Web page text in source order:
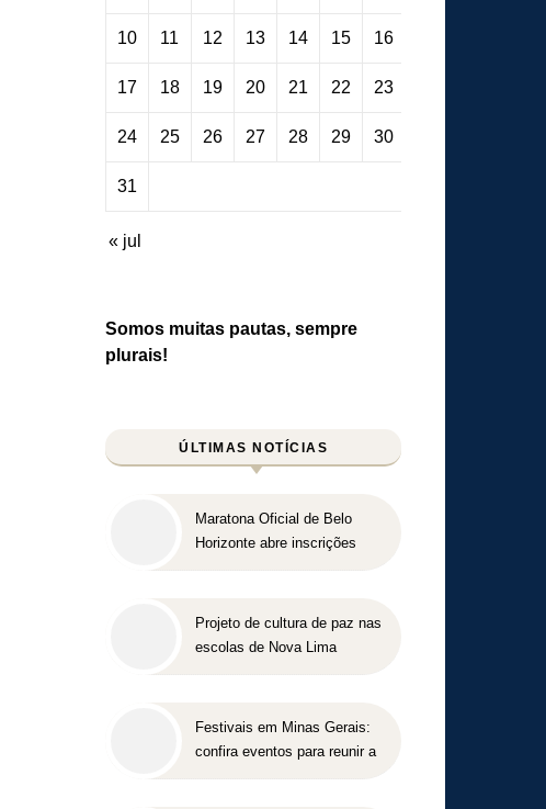
10 11 12 13 14 15 16
17 18 19 20 21 22 23
24 25 26 27 28 29 30
31
« jul
Somos muitas pautas, sempre
plurais!
ÚLTIMAS NOTÍCIAS
Maratona Oficial de Belo
Horizonte abre inscrições
Projeto de cultura de paz nas
escolas de Nova Lima
Festivais em Minas Gerais:
confira eventos para reunir a